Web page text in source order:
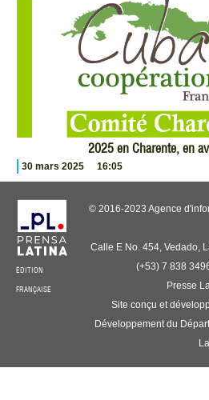
2025 en Charente, en
30 mars 2025 16:05
ÉDITION
FRANÇAISE
© 2016-2023 Agence
Calle E No. 454, Vedado,
(+53) 7 838
Presse
Site conçu et
Développement du